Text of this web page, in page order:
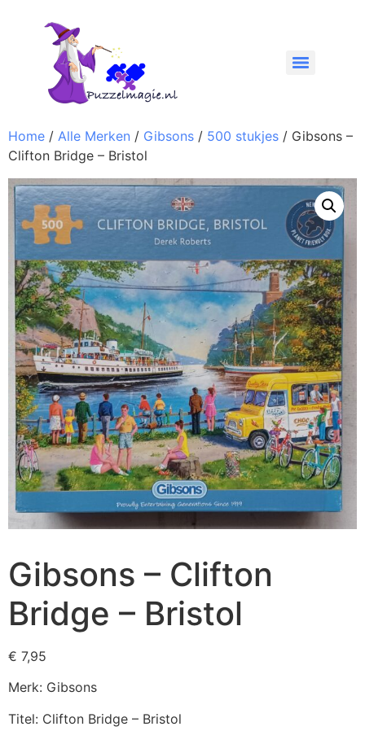
Home / Alle Merken / Gibsons / 500 stukjes / Gibsons –
Clifton Bridge – Bristol
Gibsons – Clifton
Bridge – Bristol
€ 7,95
Merk: Gibsons
Titel: Clifton Bridge – Bristol